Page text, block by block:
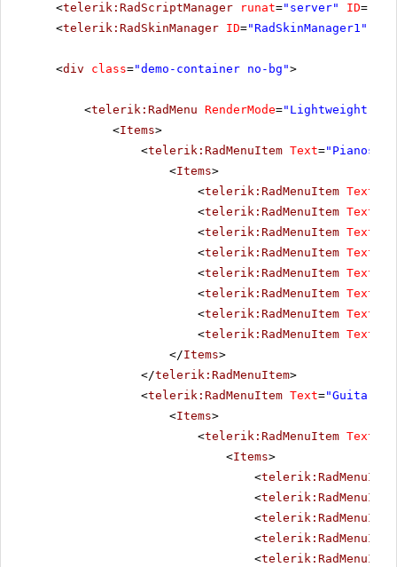
<telerik:RadScriptManager runat="server" ID=
<telerik:RadSkinManager ID="RadSkinManager1"
<div class="demo-container no-bg">
<telerik:RadMenu RenderMode="Lightweight"
<Items>
<telerik:RadMenuItem Text="Pianos"
<Items>
<telerik:RadMenuItem Text
<telerik:RadMenuItem Text
<telerik:RadMenuItem Text
<telerik:RadMenuItem Text
<telerik:RadMenuItem Text
<telerik:RadMenuItem Text
<telerik:RadMenuItem Text
<telerik:RadMenuItem Text
</Items>
</telerik:RadMenuItem>
<telerik:RadMenuItem Text="Guitars"
<Items>
<telerik:RadMenuItem Text
<Items>
<telerik:RadMenuItem
<telerik:RadMenuItem
<telerik:RadMenuItem
<telerik:RadMenuItem
<telerik:RadMenuItem